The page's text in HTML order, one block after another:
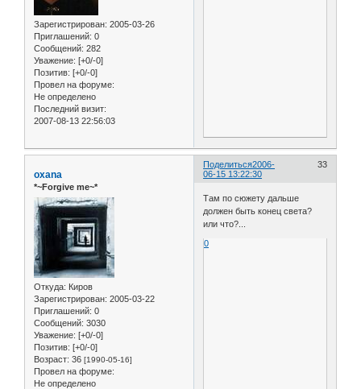
Зарегистрирован: 2005-03-26
Приглашений: 0
Сообщений: 282
Уважение: [+0/-0]
Позитив: [+0/-0]
Провел на форуме:
Не определено
Последний визит:
2007-08-13 22:56:03
Поделиться 33
2006-
06-15 13:22:30
oxana
*~Forgive me~*
Откуда: Киров
Зарегистрирован: 2005-03-22
Приглашений: 0
Сообщений: 3030
Уважение: [+0/-0]
Позитив: [+0/-0]
Возраст: 36 [1990-05-16]
Провел на форуме:
Не определено
Там по сюжету дальше
должен быть конец света?
или что?...
0